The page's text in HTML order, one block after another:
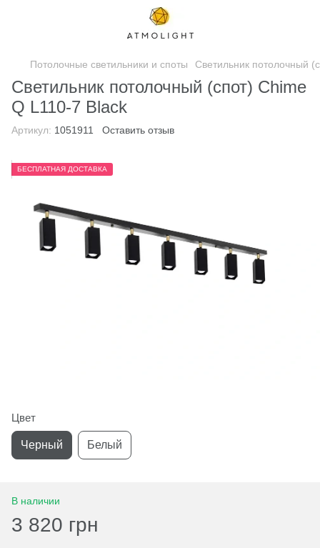
Потолочные светильники и споты Светильник потолочный
Светильник потолочный (спот) Chime
Q L110-7 Black
Артикул: 1051911 Оставить отзыв
БЕСПЛАТНАЯ ДОСТАВКА
Цвет
Черный Белый
В наличии
3 820 грн